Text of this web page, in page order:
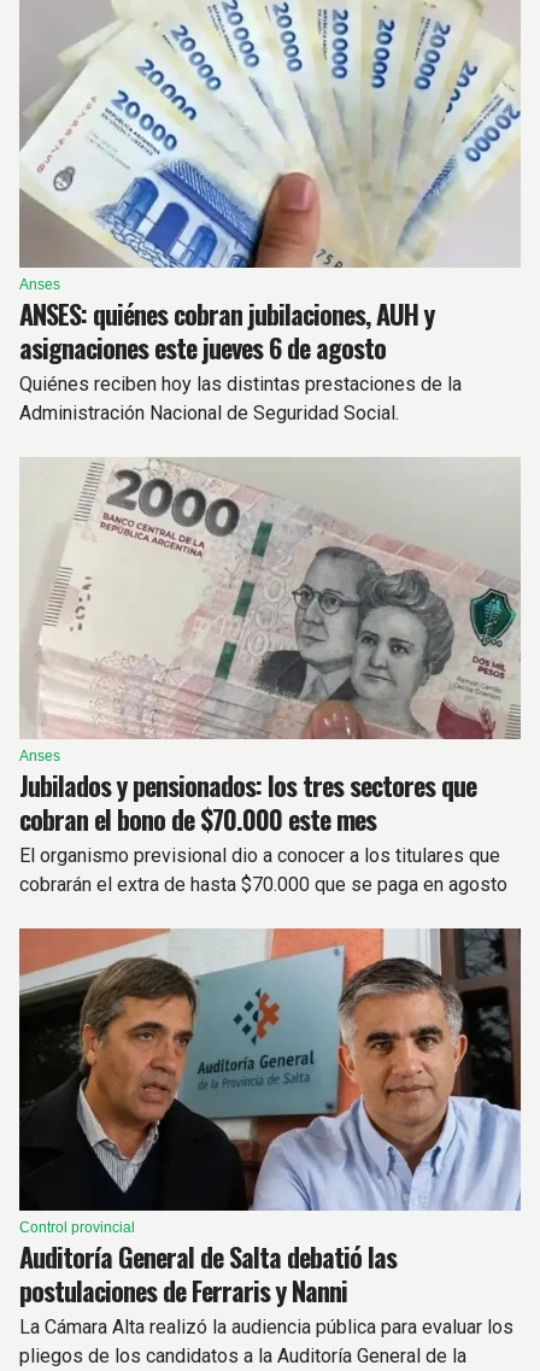
Anses
ANSES: quiénes cobran jubilaciones, AUH y
asignaciones este jueves 6 de agosto
Quiénes reciben hoy las distintas prestaciones de la
Administración Nacional de Seguridad Social.
Anses
Jubilados y pensionados: los tres sectores que
cobran el bono de $70.000 este mes
El organismo previsional dio a conocer a los titulares que
cobrarán el extra de hasta $70.000 que se paga en agosto
Control provincial
Auditoría General de Salta debatió las
postulaciones de Ferraris y Nanni
La Cámara Alta realizó la audiencia pública para evaluar los
pliegos de los candidatos a la Auditoría General de la